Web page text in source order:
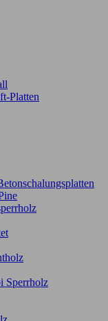
Platten
Sperrholz